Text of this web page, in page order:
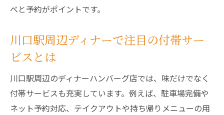
べと予約がポイントです。
川口駅周辺ディナーで注目の付帯サー
ビスとは
川口駅周辺のディナーハンバーグ店では、味だけでなく
付帯サービスも充実しています。例えば、駐車場完備や
ネット予約対応、テイクアウトや持ち帰りメニューの用